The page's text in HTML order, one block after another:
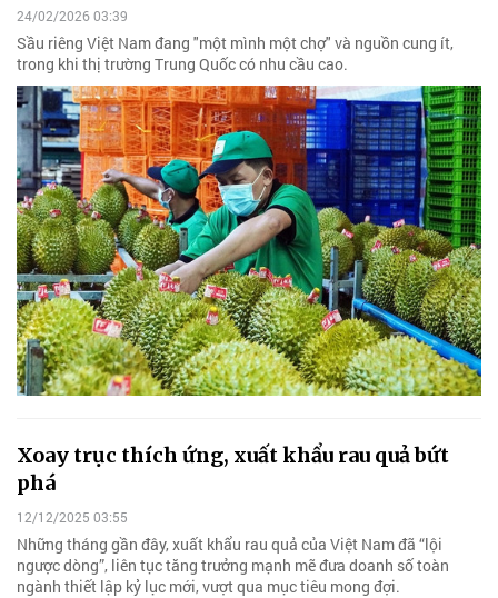
24/02/2026 03:39
Sầu riêng Việt Nam đang "một mình một chợ" và nguồn cung ít,
trong khi thị trường Trung Quốc có nhu cầu cao.
Xoay trục thích ứng, xuất khẩu rau quả bứt
phá
12/12/2025 03:55
Những tháng gần đây, xuất khẩu rau quả của Việt Nam đã “lội
ngược dòng”, liên tục tăng trưởng mạnh mẽ đưa doanh số toàn
ngành thiết lập kỷ lục mới, vượt qua mục tiêu mong đợi.